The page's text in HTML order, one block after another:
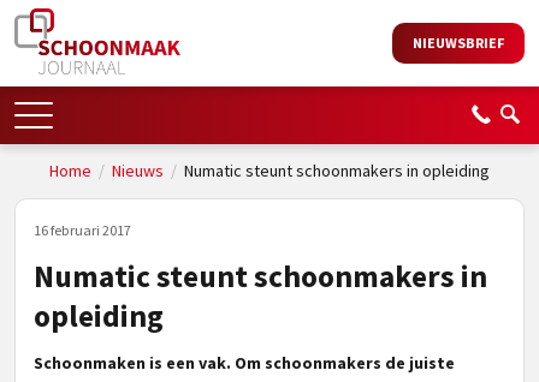
NIEUWSBRIEF
Home / Nieuws / Numatic steunt schoonmakers in opleiding
16 februari 2017
Numatic steunt schoonmakers in
opleiding
Schoonmaken is een vak. Om schoonmakers de juiste